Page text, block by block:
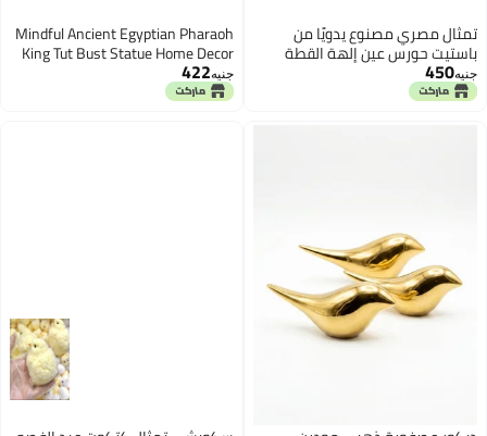
يدويًا من
إلهة القطة
ثلاثي الأبعاد
Mindful Ancient Egyptian Pharaoh
King Tut Bust Statue Home Decor
Sculpture -- King